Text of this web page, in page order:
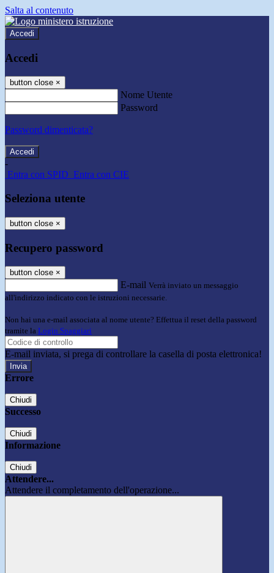
Salta al contenuto
Accedi
Accedi
button close ×
Nome Utente
Password
Password dimenticata?
-
Entra con SPID Entra con CIE
Seleziona utente
button close ×
Recupero password
button close ×
E-mail Verrà inviato un messaggio
all'indirizzo indicato con le istruzioni necessarie.
Non hai una e-mail associata al nome utente? Effettua il reset della password
tramite la Login Spaggiari
E-mail inviata, si prega di controllare la casella di posta elettronica!
Errore
Chiudi
Successo
Chiudi
Informazione
Chiudi
Attendere...
Attendere il completamento dell'operazione...